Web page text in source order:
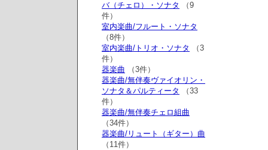
バ（チェロ）・ソナタ
（9
件）
室内楽曲/フルート・ソナタ
（8件）
室内楽曲/トリオ・ソナタ
（3
件）
器楽曲 （3件）
器楽曲/無伴奏ヴァイオリン・
ソナタ＆パルティータ
（33
件）
器楽曲/無伴奏チェロ組曲
（34件）
器楽曲/リュート（ギター）曲
（11件）